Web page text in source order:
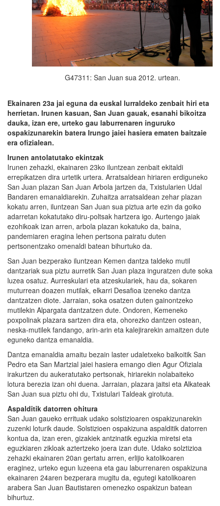
G47311: San Juan sua 2012. urtean.
Ekainaren 23a jai eguna da euskal lurraldeko zenbait hiri eta
herrietan. Irunen kasuan, San Juan gauak, esanahi bikoitza
dauka, izan ere, urteko gau laburrenaren inguruko
ospakizunarekin batera Irungo jaiei hasiera ematen baitzaie
era ofizialean.
Irunen antolatutako ekintzak
Irunen zehazki, ekainaren 23ko iluntzean zenbait ekitaldi
errepikatzen dira urtetik urtera. Arratsaldean hiriaren erdiguneko
San Juan plazan San Juan Arbola jartzen da, Txistularien Udal
Bandaren emanaldiarekin. Zuhaitza arratsaldean zehar plazan
kokatu arren, iluntzean San Juan sua piztua arte ezin da goiko
adarretan kokatutako diru-poltsak hartzera igo. Aurtengo jaiak
ezohikoak izan arren, arbola plazan kokatuko da, baina,
pandemiaren eragina lehen pertsona pairatu duten
pertsonentzako omenaldi batean bihurtuko da.
San Juan bezperako iluntzean Kemen dantza taldeko mutil
dantzariak sua piztu aurretik San Juan plaza inguratzen dute soka
luzea osatuz. Aurreskulari eta atzeskulariek, hau da, sokaren
muturrean doazen mutilak, elkarri Desafioa izeneko dantza
dantzatzen diote. Jarraian, soka osatzen duten gainontzeko
mutilekin Alpargata dantzatzen dute. Ondoren, Kemeneko
poxpolinak plazara sartzen dira eta, ohorezko dantzen ostean,
neska-mutilek fandango, arin-arin eta kalejirarekin amaitzen dute
eguneko dantza emanaldia.
Dantza emanaldia amaitu bezain laster udaletxeko balkoitik San
Pedro eta San Martzial jaiei hasiera emango dien Agur Ofiziala
irakurtzen du aukeratutako pertsonak, hiriarekin nolabaiteko
lotura berezia izan ohi duena. Jarraian, plazara jaitsi eta Alkateak
San Juan sua piztu ohi du, Txistulari Taldeak girotuta.
Aspalditik datorren ohitura
San Juan gaueko errituak udako solstizioaren ospakizunarekin
zuzenki loturik daude. Solstizioen ospakizuna aspalditik datorren
kontua da, izan eren, gizakiek antzinatik eguzkia miretsi eta
eguzkiaren zikloak aztertzeko joera izan dute. Udako solztizioa
zehazki ekainaren 20an gertatu arren, erlijio katolikoaren
eraginez, urteko egun luzeena eta gau laburrenaren ospakizuna
ekainaren 24aren bezperara mugitu da, egutegi katolikoaren
arabera San Juan Bautistaren omenezko ospakizun batean
bihurtuz.